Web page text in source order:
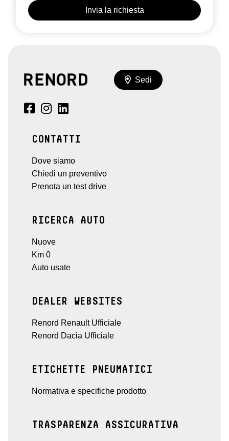
Sedi
CONTATTI
Dove siamo
Chiedi un preventivo
Prenota un test drive
RICERCA AUTO
Nuove
Km 0
Auto usate
DEALER WEBSITES
Renord Renault Ufficiale
Renord Dacia Ufficiale
ETICHETTE PNEUMATICI
Normativa e specifiche prodotto
TRASPARENZA ASSICURATIVA